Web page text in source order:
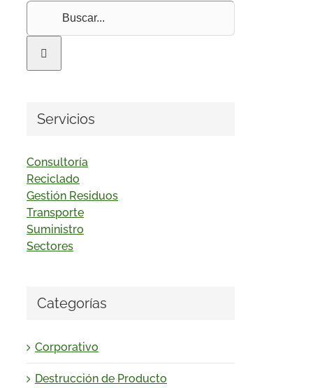
Buscar:
Servicios
Consultoría
Reciclado
Gestión Residuos
Transporte
Suministro
Sectores
Categorías
Corporativo
Destrucción de Producto